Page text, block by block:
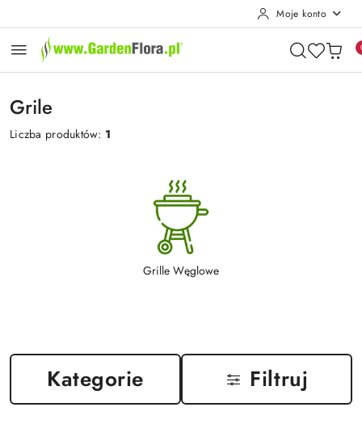
Moje konto
Grile
Liczba produktów: 1
Grille Węglowe
Kategorie Filtruj